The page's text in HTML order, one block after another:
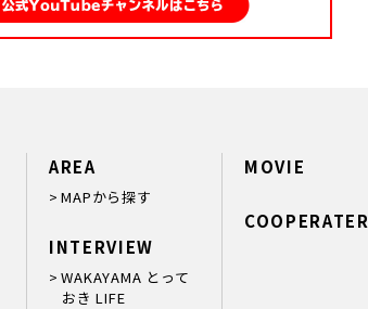
AREA
MAPから探す
INTERVIEW
WAKAYAMA とって
おき LIFE
MOVIE
COOPERATER